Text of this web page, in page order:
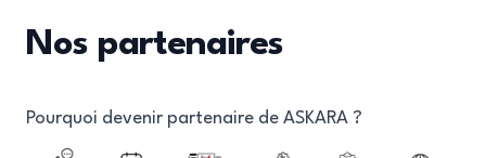
Nos partenaires
Pourquoi devenir partenaire de ASKARA ?